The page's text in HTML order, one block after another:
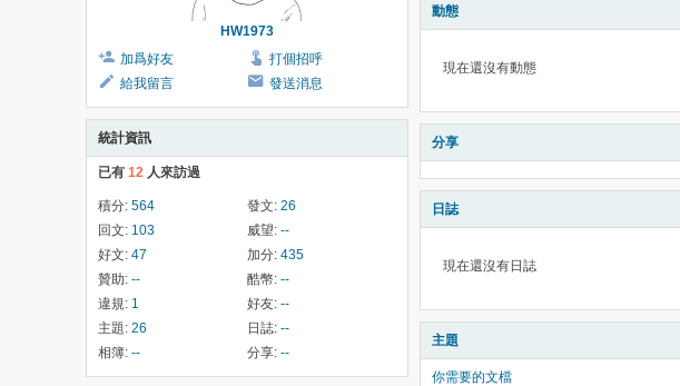
HW1973
加爲好友
打個招呼
給我留言
發送消息
統計資訊
已有 12 人來訪過
積分: 564 發文: 26
回文: 103 威望: --
好文: 47 加分: 435
贊助: -- 酷幣: --
違規: 1 好友: --
主題: 26 日誌: --
相簿: -- 分享: --
動態
現在還沒有動態
分享
日誌
現在還沒有日誌
主題
你需要的文檔